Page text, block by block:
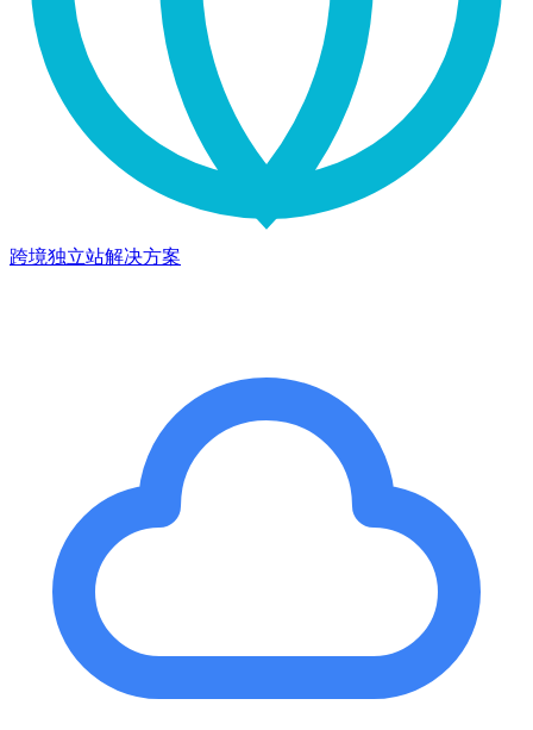
跨境独立站解决方案